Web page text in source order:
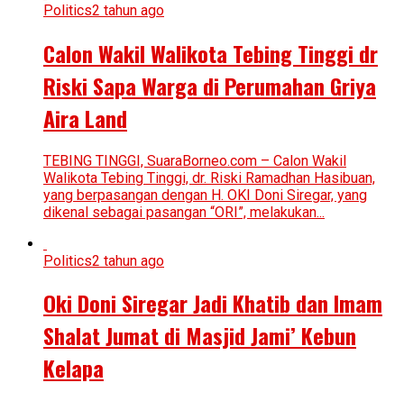
Politics2 tahun ago
Calon Wakil Walikota Tebing Tinggi dr
Riski Sapa Warga di Perumahan Griya
Aira Land
TEBING TINGGI, SuaraBorneo.com – Calon Wakil
Walikota Tebing Tinggi, dr. Riski Ramadhan Hasibuan,
yang berpasangan dengan H. OKI Doni Siregar, yang
dikenal sebagai pasangan “ORI”, melakukan...
Politics2 tahun ago
Oki Doni Siregar Jadi Khatib dan Imam
Shalat Jumat di Masjid Jami’ Kebun
Kelapa